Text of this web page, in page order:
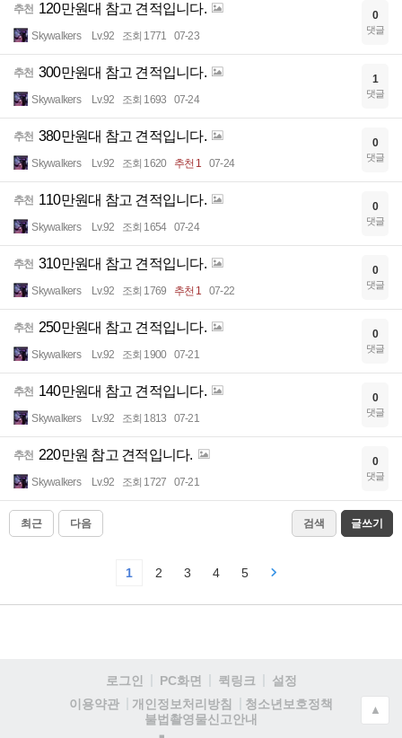
추천 120만원대 참고 견적입니다.
Skywalkers Lv.92 조회 1771 07-23
0
댓글
추천 300만원대 참고 견적입니다.
Skywalkers Lv.92 조회 1693 07-24
1
댓글
추천 380만원대 참고 견적입니다.
Skywalkers Lv.92 조회 1620 추천 1 07-24
0
댓글
추천 110만원대 참고 견적입니다.
Skywalkers Lv.92 조회 1654 07-24
0
댓글
추천 310만원대 참고 견적입니다.
Skywalkers Lv.92 조회 1769 추천 1 07-22
0
댓글
추천 250만원대 참고 견적입니다.
Skywalkers Lv.92 조회 1900 07-21
0
댓글
추천 140만원대 참고 견적입니다.
Skywalkers Lv.92 조회 1813 07-21
0
댓글
추천 220만원 참고 견적입니다.
Skywalkers Lv.92 조회 1727 07-21
0
댓글
최근 다음 검색 글쓰기
1 2 3 4 5
로그인 PC화면 퀵링크
설정
이용약관
개인정보처리방침
청소년보호정책
불법촬영물신고안내
▲